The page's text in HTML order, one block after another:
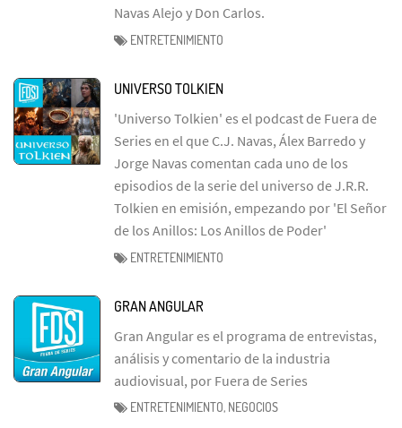
Navas Alejo y Don Carlos.
ENTRETENIMIENTO
UNIVERSO TOLKIEN
'Universo Tolkien' es el podcast de Fuera de
Series en el que C.J. Navas, Álex Barredo y
Jorge Navas comentan cada uno de los
episodios de la serie del universo de J.R.R.
Tolkien en emisión, empezando por 'El Señor
de los Anillos: Los Anillos de Poder'
ENTRETENIMIENTO
GRAN ANGULAR
Gran Angular es el programa de entrevistas,
análisis y comentario de la industria
audiovisual, por Fuera de Series
ENTRETENIMIENTO, NEGOCIOS